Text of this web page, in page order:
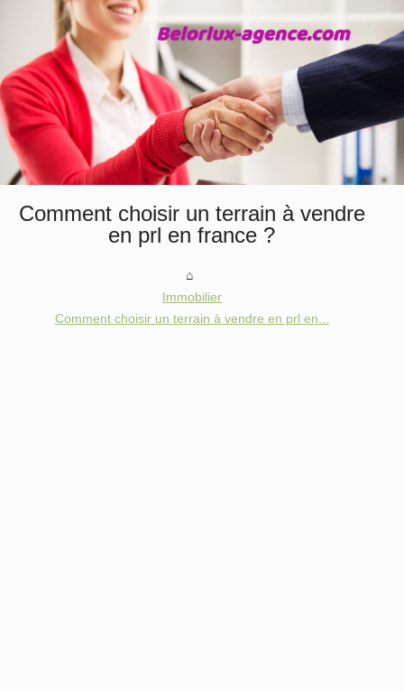
Comment choisir un terrain à vendre
en prl en france ?
Immobilier
Comment choisir un terrain à vendre en prl en...